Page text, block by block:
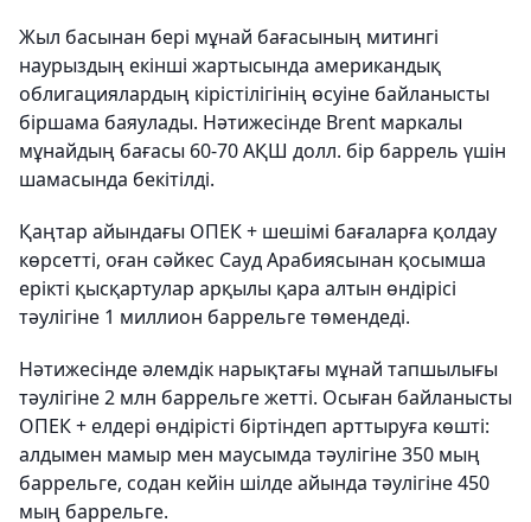
Жыл басынан бері мұнай бағасының митингі
наурыздың екінші жартысында американдық
облигациялардың кірістілігінің өсуіне байланысты
біршама баяулады. Нәтижесінде Brent маркалы
мұнайдың бағасы 60-70 АҚШ долл. бір баррель үшін
шамасында бекітілді.
Қаңтар айындағы ОПЕК + шешімі бағаларға қолдау
көрсетті, оған сәйкес Сауд Арабиясынан қосымша
ерікті қысқартулар арқылы қара алтын өндірісі
тәулігіне 1 миллион баррельге төмендеді.
Нәтижесінде әлемдік нарықтағы мұнай тапшылығы
тәулігіне 2 млн баррельге жетті. Осыған байланысты
ОПЕК + елдері өндірісті біртіндеп арттыруға көшті:
алдымен мамыр мен маусымда тәулігіне 350 мың
баррельге, содан кейін шілде айында тәулігіне 450
мың баррельге.